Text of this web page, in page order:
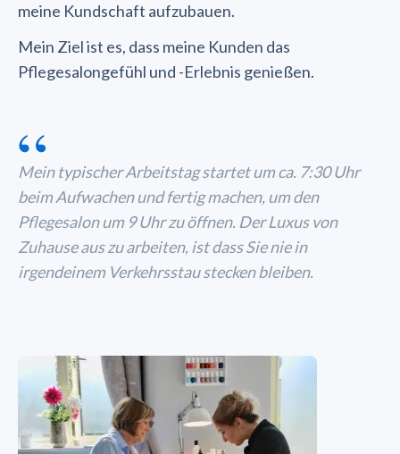
meine Kundschaft aufzubauen.
Mein Ziel ist es, dass meine Kunden das
Pflegesalongefühl und -Erlebnis genießen.
“
Mein typischer Arbeitstag startet um ca. 7:30 Uhr
beim Aufwachen und fertig machen, um den
Pflegesalon um 9 Uhr zu öffnen. Der Luxus von
Zuhause aus zu arbeiten, ist dass Sie nie in
irgendeinem Verkehrsstau stecken bleiben.